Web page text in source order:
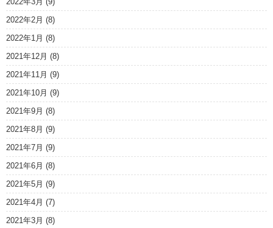
2022年2月 (8)
2022年1月 (8)
2021年12月 (8)
2021年11月 (9)
2021年10月 (9)
2021年9月 (8)
2021年8月 (9)
2021年7月 (9)
2021年6月 (8)
2021年5月 (9)
2021年4月 (7)
2021年3月 (8)